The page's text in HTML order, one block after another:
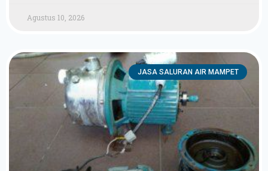
Agustus 10, 2026
JASA SALURAN AIR MAMPET